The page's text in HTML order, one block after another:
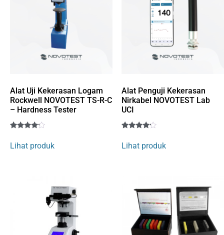
Alat Uji Kekerasan Logam
Rockwell NOVOTEST TS-R-C
– Hardness Tester
4
out of 5
Lihat produk
Alat Penguji Kekerasan
Nirkabel NOVOTEST Lab
UCI
4
out of 5
Lihat produk